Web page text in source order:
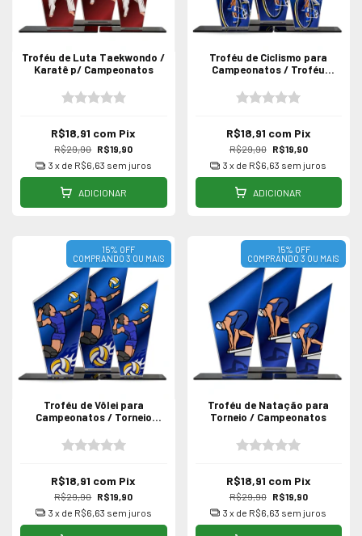
Troféu de Luta Taekwondo /
Karatê p/ Campeonatos
R$29,90 R$19,90
R$18,91 com Pix
3 x de R$6,63 sem juros
ADICIONAR
Troféu de Ciclismo para
Campeonatos / Troféu
R$29,90 R$19,90
R$18,91 com Pix
3 x de R$6,63 sem juros
ADICIONAR
15% OFF
COMPRANDO 3 OU MAIS
Troféu de Vôlei para
Campeonatos / Torneio
R$29,90 R$19,90
R$18,91 com Pix
3 x de R$6,63 sem juros
15% OFF
COMPRANDO 3 OU MAIS
Troféu de Natação para
Torneio / Campeonatos
R$29,90 R$19,90
R$18,91 com Pix
3 x de R$6,63 sem juros